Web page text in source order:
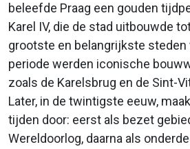
beleefde Praag een gouden
Karel IV, die de stad uitbouwde
grootste en belangrijkste steden
periode werden iconische
zoals de Karelsbrug en de Sint-
Later, in de twintigste eeuw,
tijden door: eerst als bezet
Wereldoorlog, daarna als